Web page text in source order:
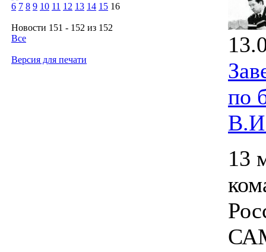
6 7 8 9 10 11 12 13 14 15 16
Новости 151 - 152 из 152
Все
Версия для печати
по
13